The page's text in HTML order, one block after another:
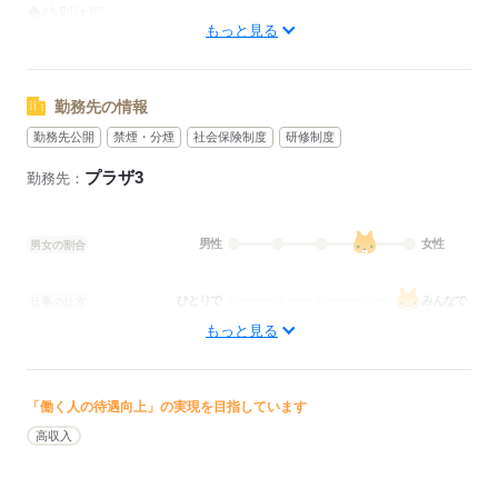
応募する
応募する
もっと見る
勤務先の情報
勤務先公開 禁煙・分煙 社会保険制度 研修制度
勤務先： プラザ3
男女の割合 男性 女性
ひとりで みんなで
男女比（男4：女6）
・昇給年1回
もっと見る
「働く人の待遇向上」の実現を目指しています
高収入